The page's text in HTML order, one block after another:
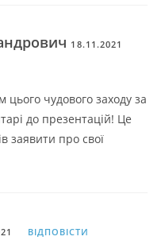
18.11.2021
цього чудового заходу за
до презентацій! Це
заявити про свої
ВІДПОВІСТИ